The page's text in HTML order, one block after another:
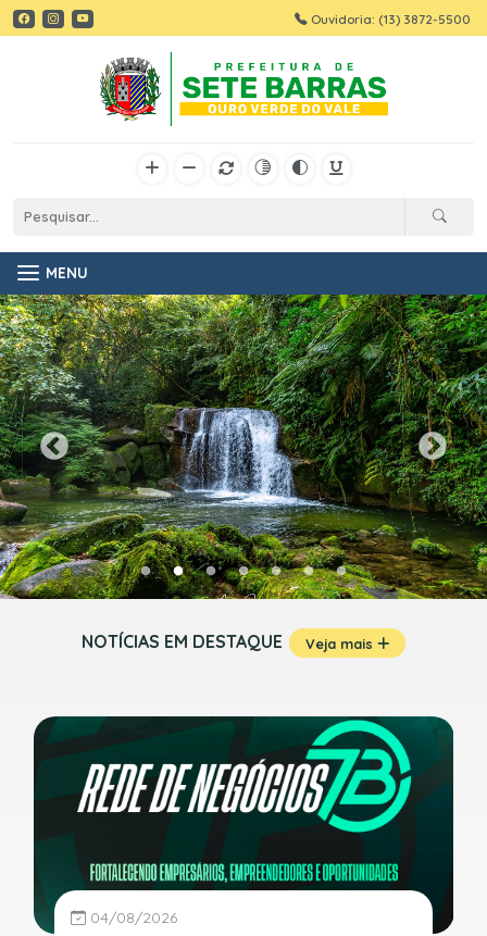
Ouvidoria: (13) 3872-5500
MENU
NOTÍCIAS EM DESTAQUE Veja mais
04/08/2026